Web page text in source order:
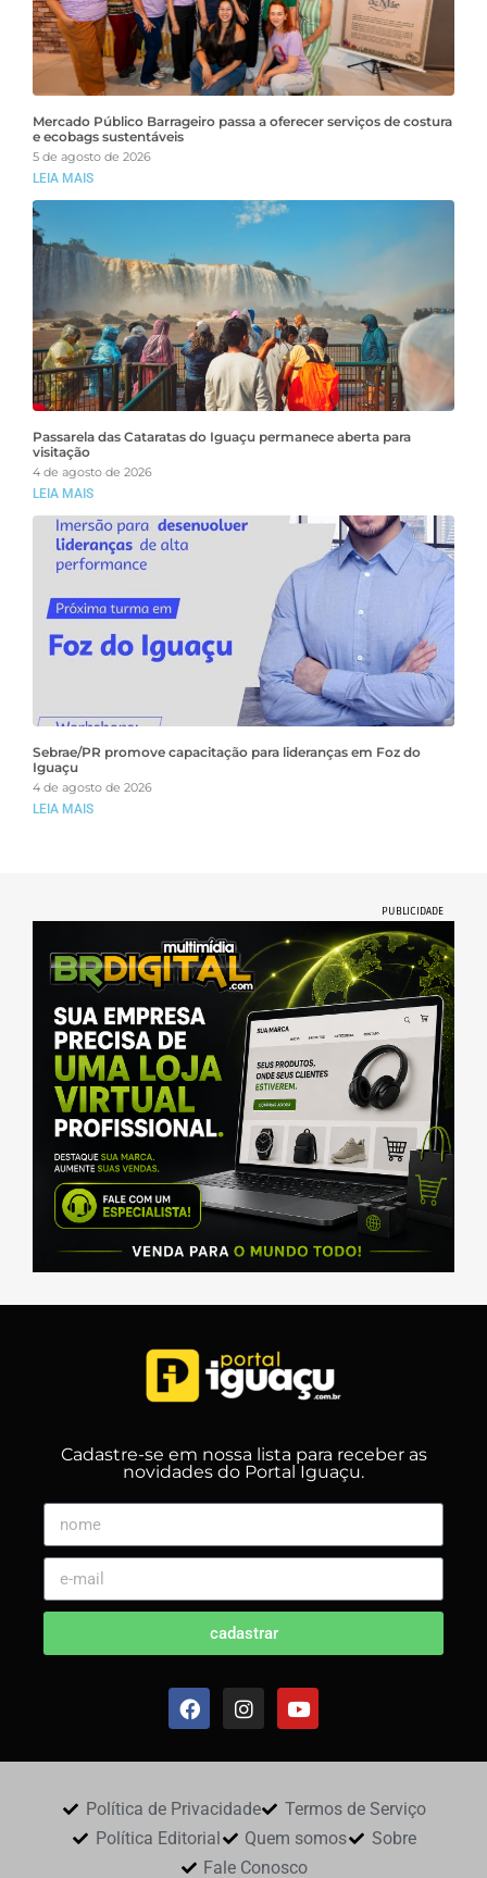
Mercado Público Barrageiro passa a oferecer serviços de costura
e ecobags sustentáveis
5 de agosto de 2026
LEIA MAIS
Passarela das Cataratas do Iguaçu permanece aberta para
visitação
4 de agosto de 2026
LEIA MAIS
Sebrae/PR promove capacitação para lideranças em Foz do
Iguaçu
4 de agosto de 2026
LEIA MAIS
PUBLICIDADE
Cadastre-se em nossa lista para receber as
novidades do Portal Iguaçu.
cadastrar
Política de Privacidade
Termos de Serviço
Política Editorial
Quem somos
Sobre
Fale Conosco